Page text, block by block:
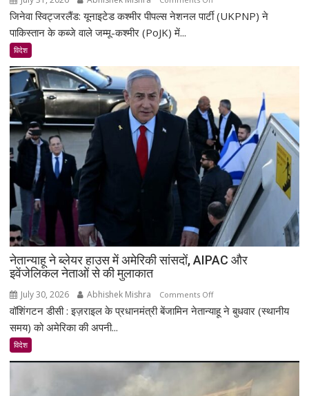
UKPNP
उल्लंघनों
पर
UN
और
वैश्विक
दखल
देने
की
अपील
जिनेवा स्विट्जरलैंड: यूनाइटेड कश्मीर पीपल्स नेशनल पार्टी (UKPNP) ने
पाकिस्तान के कब्जे वाले जम्मू-कश्मीर (PoJK) में...
विदेश
नेतान्याहू ने ब्लेयर हाउस में अमेरिकी सांसदों, AIPAC और
इवेंजेलिकल नेताओं से की मुलाकात
July 30, 2026 Abhishek Mishra Comments Offon
नेतान्याहू
वॉशिंगटन डीसी : इज़राइल के प्रधानमंत्री बेंजामिन नेतान्याहू ने बुधवार (स्थानीय
समय) को अमेरिका की अपनी...
विदेश